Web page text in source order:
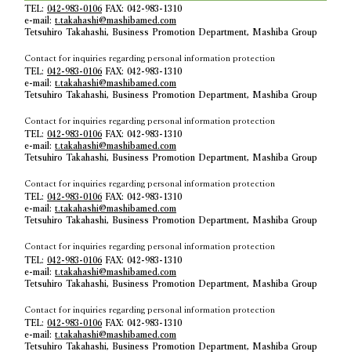
TEL:042-983-0106 FAX: 042-983-1310
e-mail:t.takahashi@mashibamed.com
Tetsuhiro Takahashi, Business Promotion Department, Mashiba Group
Contact for inquiries regarding personal information protection
TEL:042-983-0106 FAX: 042-983-1310
e-mail:t.takahashi@mashibamed.com
Tetsuhiro Takahashi, Business Promotion Department, Mashiba Group
Contact for inquiries regarding personal information protection
TEL:042-983-0106 FAX: 042-983-1310
e-mail:t.takahashi@mashibamed.com
Tetsuhiro Takahashi, Business Promotion Department, Mashiba Group
Contact for inquiries regarding personal information protection
TEL:042-983-0106 FAX: 042-983-1310
e-mail:t.takahashi@mashibamed.com
Tetsuhiro Takahashi, Business Promotion Department, Mashiba Group
Contact for inquiries regarding personal information protection
TEL:042-983-0106 FAX: 042-983-1310
e-mail:t.takahashi@mashibamed.com
Tetsuhiro Takahashi, Business Promotion Department, Mashiba Group
Contact for inquiries regarding personal information protection
TEL:042-983-0106 FAX: 042-983-1310
e-mail:t.takahashi@mashibamed.com
Tetsuhiro Takahashi, Business Promotion Department, Mashiba Group